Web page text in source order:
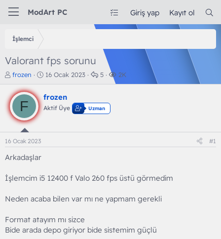
ModArt PC Giriş yap Kayıt ol
İşlemci
Valorant fps sorunu
K
o
n
b
u
y
a
ş
t
n
frozen
B
a
l
a
ç
i
16 Ocak 2023
C
e
p
5
G
ö
e
2K
F
frozen
Aktif Üye Uzman
16 Ocak 2023 #1
Arkadaşlar
İşlemcim i5 12400 f Valo 260 fps üstü görmedim
Neden acaba bilen var mı ne yapmam gerekli
Format atayım mı sizce
Bide arada depo giriyor bide sistemim güçlü